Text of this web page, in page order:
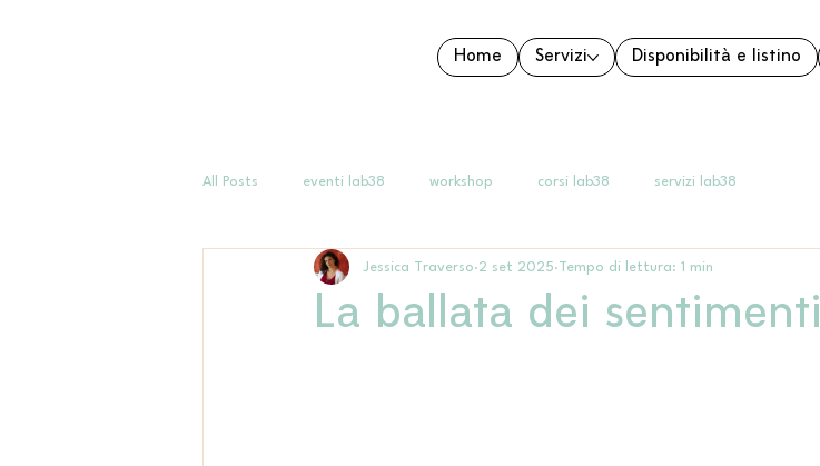
Home Servizi Disponibilità e listino
All Posts eventi lab38 workshop corsi lab38 servizi lab38
La ballata dei sentimenti
Jessica Traverso 2 set 2025 Tempo di lettura: 1 min